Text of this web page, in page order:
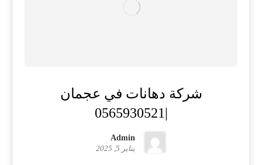
شركة دهانات في عجمان
Admin
يناير 5, 2025